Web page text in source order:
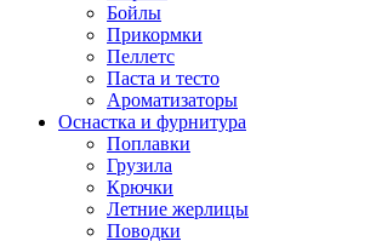
Бойлы
Прикормки
Пеллетс
Паста и тесто
Ароматизаторы
Оснастка и фурнитура
Поплавки
Грузила
Крючки
Летние жерлицы
Поводки